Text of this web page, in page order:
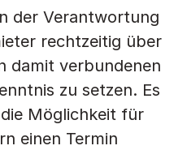
der Verantwortung
rechtzeitig über
damit verbundenen
zu setzen. Es
Möglichkeit für
einen Termin